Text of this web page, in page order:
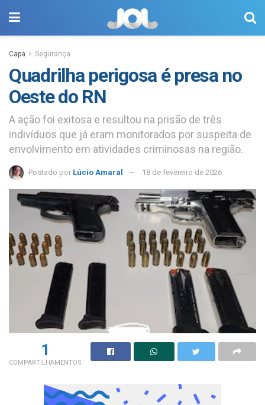
Capa Segurança
Quadrilha perigosa é presa no
Oeste do RN
A ação foi exitosa e resultou na prisão de três
indivíduos que já eram monitorados por suspeita de
envolvimento em atividades criminosas na região.
Postado por Lúcio Amaral 18 de fevereiro de 2026
1
COMPARTILHAMENTOS